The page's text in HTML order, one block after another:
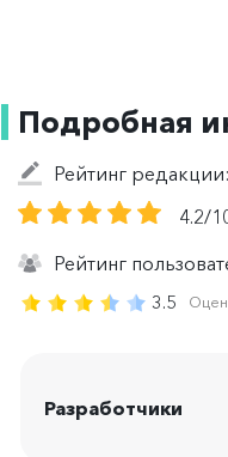
Подробная
Рейтинг редакции:
4.2/
Рейтинг
3.5
Разработчики